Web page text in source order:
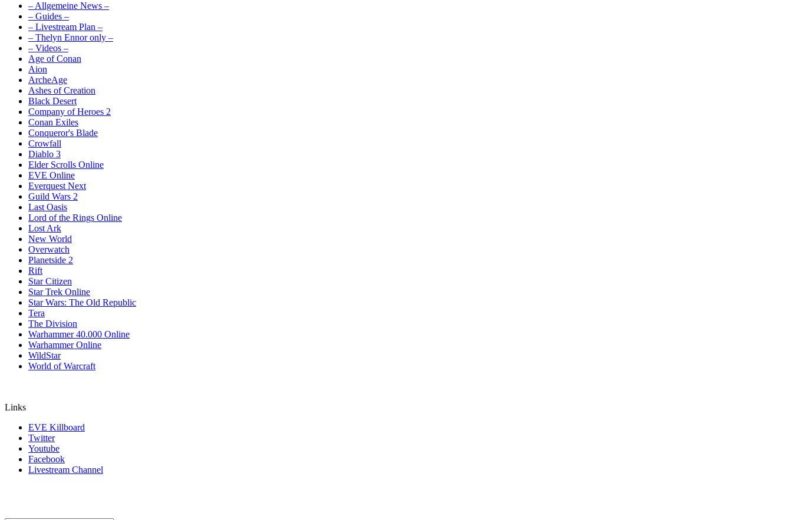
– Allgemeine News –
– Guides –
– Livestream Plan –
– Thelyn Ennor only –
– Videos –
Age of Conan
Aion
ArcheAge
Ashes of Creation
Black Desert
Company of Heroes 2
Conan Exiles
Conqueror's Blade
Crowfall
Diablo 3
Elder Scrolls Online
EVE Online
Everquest Next
Guild Wars 2
Last Oasis
Lord of the Rings Online
Lost Ark
New World
Overwatch
Planetside 2
Rift
Star Citizen
Star Trek Online
Star Wars: The Old Republic
Tera
The Division
Warhammer 40.000 Online
Warhammer Online
WildStar
World of Warcraft
Links
EVE Killboard
Twitter
Youtube
Facebook
Livestream Channel